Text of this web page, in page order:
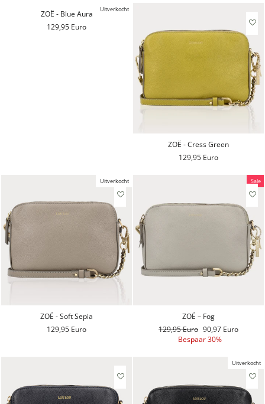
Uitverkocht
ZOË - Blue Aura
129,95 Euro
ZOË - Cress Green
129,95 Euro
Uitverkocht
ZOË - Soft Sepia
129,95 Euro
Sale
ZOË – Fog
Reguliere
129,95 Euro Aanbiedingsprijs
90,97 Euro
Bespaar 30%
Uitverkocht